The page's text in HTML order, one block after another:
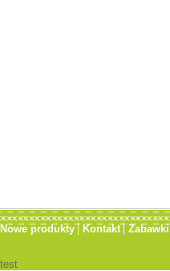
Nowe produkty Kontakt Zabawki
test